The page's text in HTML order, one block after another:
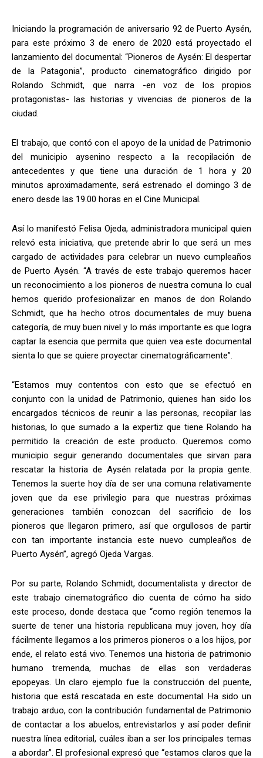
Iniciando la programación de aniversario 92 de Puerto Aysén,
para este próximo 3 de enero de 2020 está proyectado el
lanzamiento del documental: “Pioneros de Aysén: El despertar
de la Patagonia”, producto cinematográfico dirigido por
Rolando Schmidt, que narra -en voz de los propios
protagonistas- las historias y vivencias de pioneros de la
ciudad.
El trabajo, que contó con el apoyo de la unidad de Patrimonio
del municipio aysenino respecto a la recopilación de
antecedentes y que tiene una duración de 1 hora y 20
minutos aproximadamente, será estrenado el domingo 3 de
enero desde las 19.00 horas en el Cine Municipal.
Así lo manifestó Felisa Ojeda, administradora municipal quien
relevó esta iniciativa, que pretende abrir lo que será un mes
cargado de actividades para celebrar un nuevo cumpleaños
de Puerto Aysén. “A través de este trabajo queremos hacer
un reconocimiento a los pioneros de nuestra comuna lo cual
hemos querido profesionalizar en manos de don Rolando
Schmidt, que ha hecho otros documentales de muy buena
categoría, de muy buen nivel y lo más importante es que logra
captar la esencia que permita que quien vea este documental
sienta lo que se quiere proyectar cinematográficamente”.
“Estamos muy contentos con esto que se efectuó en
conjunto con la unidad de Patrimonio, quienes han sido los
encargados técnicos de reunir a las personas, recopilar las
historias, lo que sumado a la expertiz que tiene Rolando ha
permitido la creación de este producto. Queremos como
municipio seguir generando documentales que sirvan para
rescatar la historia de Aysén relatada por la propia gente.
Tenemos la suerte hoy día de ser una comuna relativamente
joven que da ese privilegio para que nuestras próximas
generaciones también conozcan del sacrificio de los
pioneros que llegaron primero, así que orgullosos de partir
con tan importante instancia este nuevo cumpleaños de
Puerto Aysén”, agregó Ojeda Vargas.
Por su parte, Rolando Schmidt, documentalista y director de
este trabajo cinematográfico dio cuenta de cómo ha sido
este proceso, donde destaca que “como región tenemos la
suerte de tener una historia republicana muy joven, hoy día
fácilmente llegamos a los primeros pioneros o a los hijos, por
ende, el relato está vivo. Tenemos una historia de patrimonio
humano tremenda, muchas de ellas son verdaderas
epopeyas. Un claro ejemplo fue la construcción del puente,
historia que está rescatada en este documental. Ha sido un
trabajo arduo, con la contribución fundamental de Patrimonio
de contactar a los abuelos, entrevistarlos y así poder definir
nuestra línea editorial, cuáles iban a ser los principales temas
a abordar”. El profesional expresó que “estamos claros que la